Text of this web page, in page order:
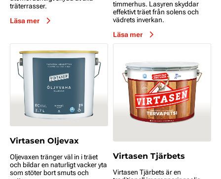
träterrasser.
Läsa mer
timmerhus. Lasyren skyddar
effektivt träet från solens och
vädrets inverkan.
Läsa mer
Virtasen Oljevax
Oljevaxen tränger väl in i träet
och bildar en naturligt vacker yta
som stöter bort smuts och
Virtasen Tjärbets
Virtasen Tjärbets är en